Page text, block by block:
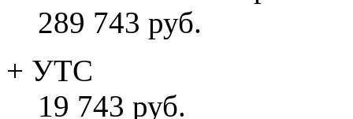
289 743 руб.
+ УТС
19 743 руб.